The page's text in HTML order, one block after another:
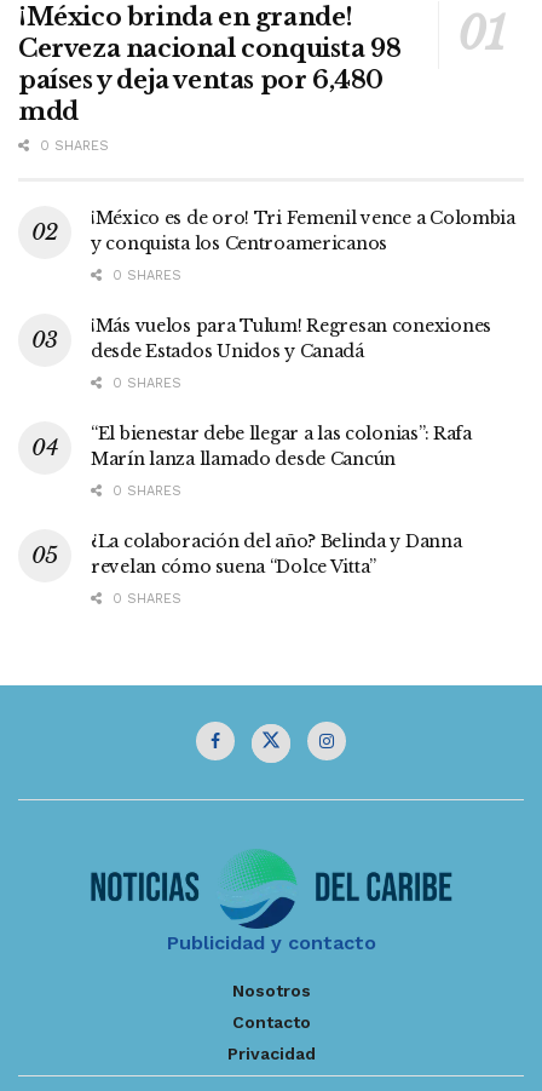
¡México brinda en grande!
Cerveza nacional conquista 98
países y deja ventas por 6,480
mdd
0 SHARES
¡México es de oro! Tri Femenil vence a Colombia
y conquista los Centroamericanos
0 SHARES
¡Más vuelos para Tulum! Regresan conexiones
desde Estados Unidos y Canadá
0 SHARES
“El bienestar debe llegar a las colonias”: Rafa
Marín lanza llamado desde Cancún
0 SHARES
¿La colaboración del año? Belinda y Danna
revelan cómo suena “Dolce Vitta”
0 SHARES
Publicidad y contacto
Nosotros
Contacto
Privacidad